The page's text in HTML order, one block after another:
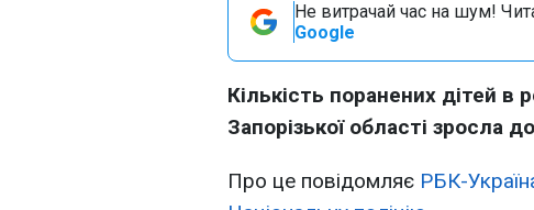
Не витрачай час на шум!
Google
Кількість поранених дітей в
Запорізької області зросла
Про це повідомляє РБК-